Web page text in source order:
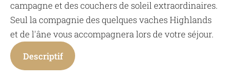
campagne et des couchers de soleil extraordinaires.
Seul la compagnie des quelques vaches Highlands
et de l'âne vous accompagnera lors de votre séjour.
Descriptif